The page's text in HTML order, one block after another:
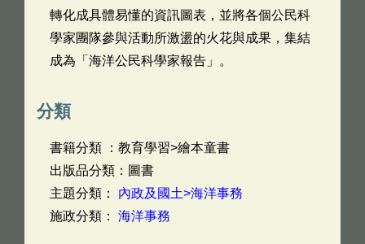
轉化成具體易懂的資訊圖表，並將各個公民科
學家團隊參與活動所激盪的火花與成果，集結
成為「海洋公民科學家報告」。
分類
書籍分類 ：教育學習>繪本童書
出版品分類：圖書
主題分類： 內政及國土>海洋事務
施政分類： 海洋事務